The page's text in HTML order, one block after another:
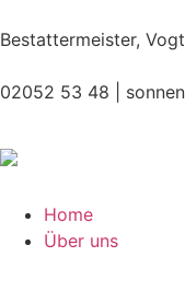
Bestattermeister,
02052 53 48 |
Home
Über uns